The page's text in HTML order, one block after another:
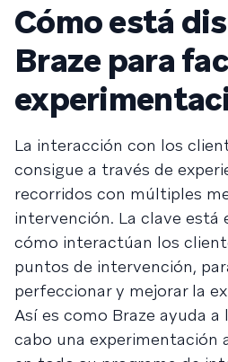
Cómo está
Braze para
La interacción con los
consigue a través de
recorridos con múltiples
intervención. La clave está
cómo interactúan los
puntos de intervención,
perfeccionar y mejorar la
Así es como Braze ayuda a
cabo una experimentación